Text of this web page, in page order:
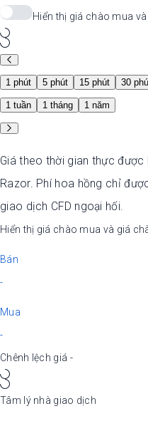
Hiển thị giá chào mua
1 phút 5 phút 15 phút 30
1 tuần 1 tháng 1 năm
Giá theo thời gian thực được
Razor. Phí hoa hồng chỉ
giao dịch CFD ngoại hối.
Hiển thị giá chào mua và giá
Bán
-
Mua
-
Chênh lệch giá -
Tâm lý nhà giao dịch